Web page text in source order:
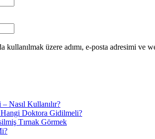
kullanılmak üzere adımı, e-posta adresimi ve
Nasıl Kullanılır?
Hangi Doktora Gidilmeli?
Tırnak Görmek